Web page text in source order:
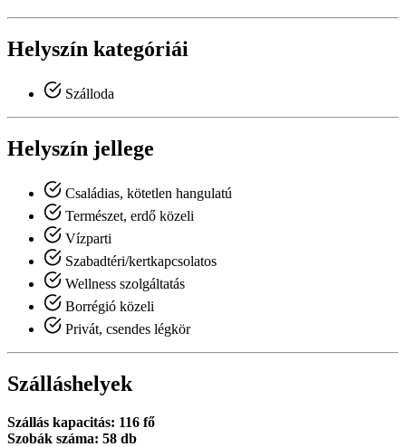
Helyszín kategóriái
Szálloda
Helyszín jellege
Családias, kötetlen hangulatú
Természet, erdő közeli
Vízparti
Szabadtéri/kertkapcsolatos
Wellness szolgáltatás
Borrégió közeli
Privát, csendes légkör
Szálláshelyek
Szállás kapacitás: 116 fő
Szobák száma: 58 db